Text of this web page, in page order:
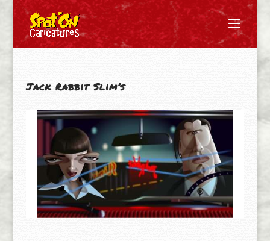
Jack Rabbit Slim’s